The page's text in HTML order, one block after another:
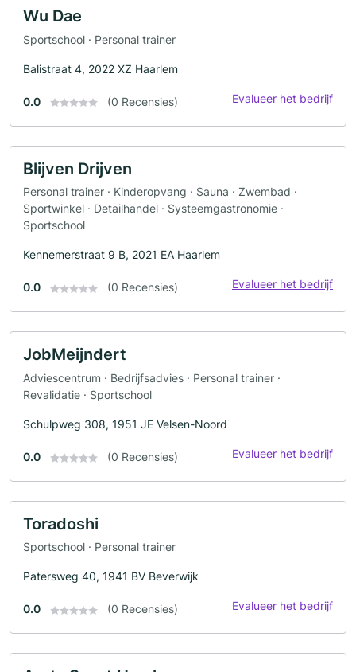
Wu Dae
Sportschool · Personal trainer
Balistraat 4, 2022 XZ Haarlem
0.0 (0 Recensies) Evalueer het bedrijf
Blijven Drijven
Personal trainer · Kinderopvang · Sauna · Zwembad ·
Sportwinkel · Detailhandel · Systeemgastronomie ·
Sportschool
Kennemerstraat 9 B, 2021 EA Haarlem
0.0 (0 Recensies) Evalueer het bedrijf
JobMeijndert
Adviescentrum · Bedrijfsadvies · Personal trainer ·
Revalidatie · Sportschool
Schulpweg 308, 1951 JE Velsen-Noord
0.0 (0 Recensies) Evalueer het bedrijf
Toradoshi
Sportschool · Personal trainer
Patersweg 40, 1941 BV Beverwijk
0.0 (0 Recensies) Evalueer het bedrijf